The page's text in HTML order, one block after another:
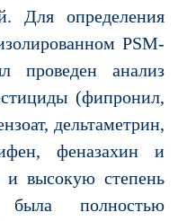
Для определения
PSM-
проведен анализ
(фипронил,
дельтаметрин,
феназахин и
высокую степень
была полностью